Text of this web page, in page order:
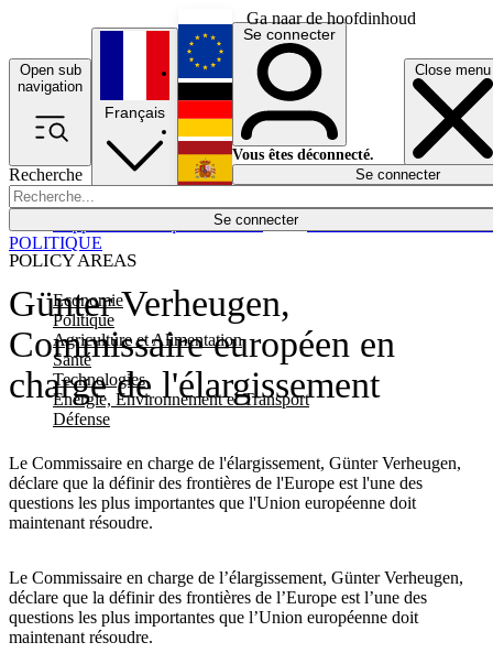
Ga naar de hoofdinhoud
Open sub
navigation
Close menu
Recherche
Se connecter
POLICY AREAS
Economie
Politique
Agriculture et Alimentation
Santé
Technologies
Energie, Environnement et Transport
Défense
Économie
Français
English
Deutsch
Español
Se connecter
Vous êtes déconnecté.
Se connecter
Günter Verheugen,
Commissaire européen en
charge de l'élargissement
Le Commissaire en charge de l'élargissement, Günter Verheugen,
déclare que la définir des frontières de l'Europe est l'une des
questions les plus importantes que l'Union européenne doit
maintenant résoudre.
POLITIQUE
Le Commissaire en charge de l’élargissement, Günter Verheugen,
déclare que la définir des frontières de l’Europe est l’une des
questions les plus importantes que l’Union européenne doit
maintenant résoudre.